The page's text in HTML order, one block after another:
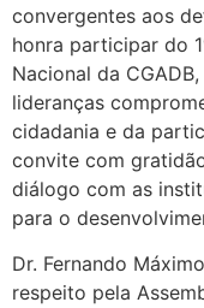
convergentes aos
honra participar do
Nacional da
lideranças
cidadania e da
convite com
diálogo com as
para o
Dr. Fernando
respeito pela